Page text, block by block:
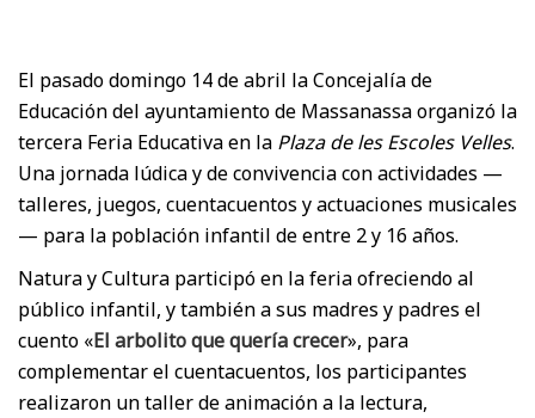
El pasado domingo 14 de abril la Concejalía de
Educación del ayuntamiento de Massanassa organizó la
tercera Feria Educativa en la Plaza de les Escoles Velles.
Una jornada lúdica y de convivencia con actividades —
talleres, juegos, cuentacuentos y actuaciones musicales
— para la población infantil de entre 2 y 16 años.
Natura y Cultura participó en la feria ofreciendo al
público infantil, y también a sus madres y padres el
cuento «El arbolito que quería crecer», para
complementar el cuentacuentos, los participantes
realizaron un taller de animación a la lectura,